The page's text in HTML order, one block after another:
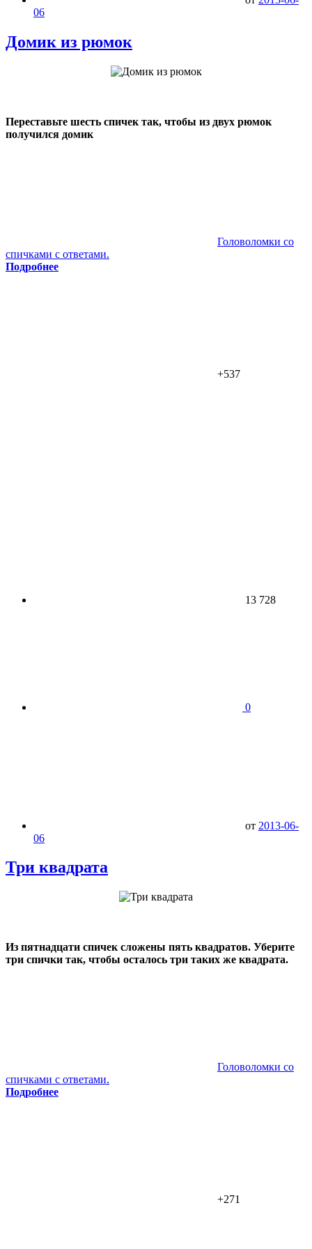
06
Домик из рюмок
Переставьте шесть спичек так, чтобы из двух рюмок
получился домик
Головоломки со
спичками с ответами.
Подробнее
+537
13 728
0
от 2013-06-
06
Три квадрата
Из пятнадцати спичек сложены пять квадратов. Уберите
три спички так, чтобы осталось три таких же квадрата.
Головоломки со
спичками с ответами.
Подробнее
+271